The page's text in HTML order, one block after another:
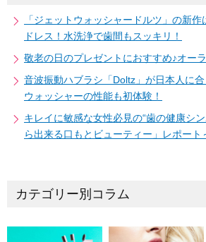
「ジェットウォッシャードルツ」の新
ドレス！水洗浄で歯間もスッキリ！
敬老の日のプレゼントにおすすめ♪オー
音波振動ハブラシ「Doltz」が日本人に
ウォッシャーの性能も初体験！
キレイに敏感な女性必見の“歯の健康シ
ら出来る口もとビューティー」レポート
カテゴリー別コラム